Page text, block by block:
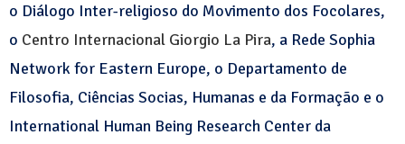
o Diálogo Inter-religioso do Movimento dos Focolares,
o Centro Internacional Giorgio La Pira, a Rede Sophia
Network for Eastern Europe, o Departamento de
Filosofia, Ciências Socias, Humanas e da Formação e o
International Human Being Research Center da